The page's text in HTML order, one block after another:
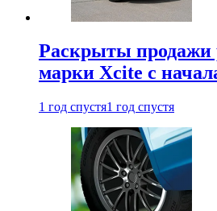
Раскрыты продажи
марки Xcite с
1 год спустя1 год спустя